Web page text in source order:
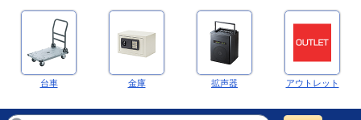
台車 金庫 拡声器 アウトレット